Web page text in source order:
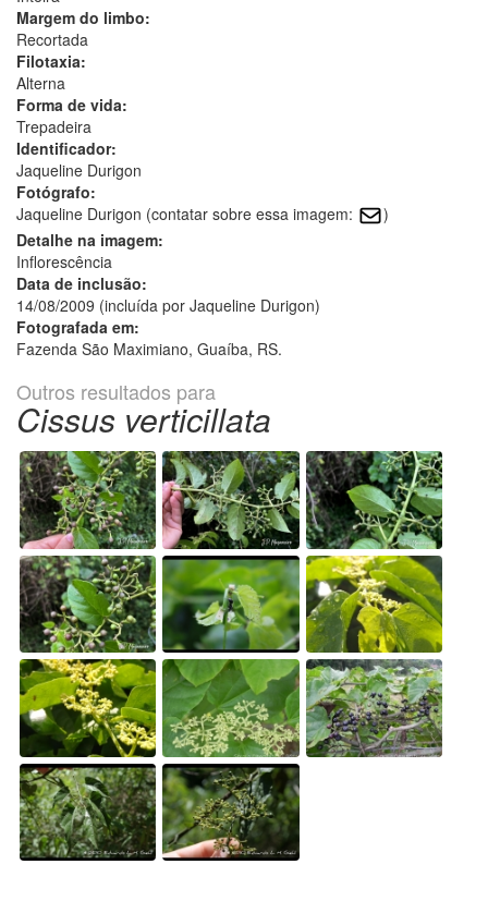
Margem do limbo:
Recortada
Filotaxia:
Alterna
Forma de vida:
Trepadeira
Identificador:
Jaqueline Durigon
Fotógrafo:
Jaqueline Durigon (contatar sobre essa imagem:
)
Detalhe na imagem:
Inflorescência
Data de inclusão:
14/08/2009 (incluída por Jaqueline Durigon)
Fotografada em:
Fazenda São Maximiano, Guaíba, RS.
Outros resultados para
Cissus verticillata